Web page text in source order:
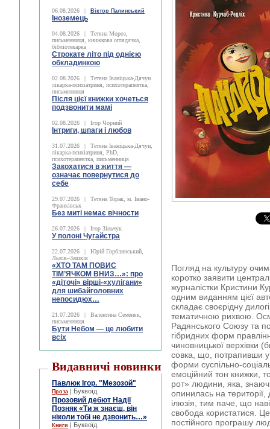
06.08.2026 | Віктор Палинський
Іноземець
04.08.2026 |
Тетяна Мороз,
письменниця, книжкова оглядачка,
бібліотекарка
Строкате літо під однією
обкладинкою
02.08.2026 |
Тетяна Іваніцька-Дячун
лікарка-психіатриня, психотерапевтка,
письменниця
Після цієї книжки хочеться
подзвонити мамі
02.08.2026 | Ігор Чорний
Інтриги, шпаги і любов
31.07.2026 |
Тетяна Іваніцька-Дячун,
лікарка-психіатриня, PhD,
психотерапевтка, письменниця
Закохатися в життя —
означає повернутися до
себе
29.07.2026 |
Тетяна Торак, м. Івано-
Франківськ
Без миті немає вічности
26.07.2026 | Ігор Зіньчук
У полоні Чугайстра
22.07.2026 |
Юрій Горблянський,
Львів–Зашків
«ХТО ТАМ ПОВИС
ТІМ’ЯЧКОМ ВНИЗ…»: про
«діточі» вірші-«хулігани»
для шибайголовних
непосидюх…
21.07.2026 |
Валентина Семеняк,
письменниця
Бути Небом ― це любити
всіх
Видавничі новинки
Павлюк Ігор. "Мезозой"
Проза | Буквоїд
Прозовий дебют Надії
Позняк «Ти ж знаєш, він
ніколи тобі не дзвонить…»
Книги | Буквоїд
Погляд на культуру
коротко заявити
журналістки Кристини
одним виданням цієї
складає своєрідну
тематичною рихвою.
Радянського Союзу та
гібридних форм
чиновницької верхівки
совка, що, потрапивши у
форми суспільно-
емоційний тон книжки,
рот» людини, яка,
опинилась на
ілюзія, тим паче, що
свобода користатися. Це
постійного програшу